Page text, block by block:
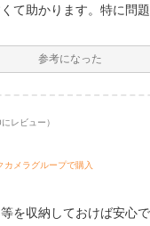
て助かります。特に問
参考になった
レビュー）
カメラグループで購入
を収納しておけば安心で